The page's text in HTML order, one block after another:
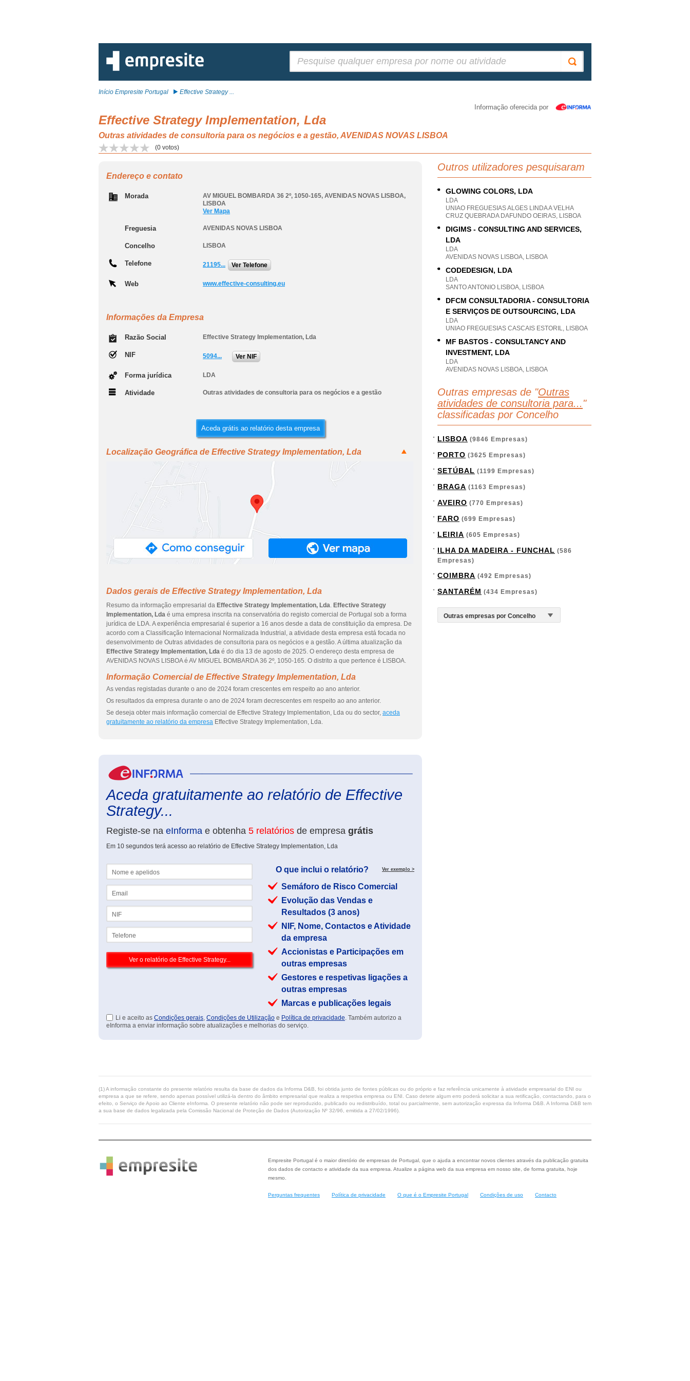
Início Empresite Portugal Effective Strategy ...
Informação oferecida por
Effective Strategy Implementation, Lda
Outras atividades de consultoria para os negócios e a gestão, AVENIDAS NOVAS LISBOA
(0 votos)
Endereço e contato
Morada AV MIGUEL BOMBARDA 36 2º, 1050-165, AVENIDAS NOVAS LISBOA,
LISBOA
Ver Mapa
Freguesia AVENIDAS NOVAS LISBOA
Concelho LISBOA
Telefone 21195... Ver Telefone
Web www.effective-consulting.eu
Informações da Empresa
Razão Social Effective Strategy Implementation, Lda
NIF 5094... Ver NIF
Forma jurídica LDA
Atividade Outras atividades de consultoria para os negócios e a gestão
Aceda grátis ao relatório desta empresa
Localização Geográfica de Effective Strategy Implementation, Lda
Dados gerais de Effective Strategy Implementation, Lda
Resumo da informação empresarial da Effective Strategy Implementation, Lda. Effective Strategy
Implementation, Lda é uma empresa inscrita na conservatória do registo comercial de Portugal sob a forma
jurídica de LDA. A experiência empresarial é superior a 16 anos desde a data de constituição da empresa. De
acordo com a Classificação Internacional Normalizada Industrial, a atividade desta empresa está focada no
desenvolvimento de Outras atividades de consultoria para os negócios e a gestão. A última atualização da
Effective Strategy Implementation, Lda é do dia 13 de agosto de 2025. O endereço desta empresa de
AVENIDAS NOVAS LISBOA é AV MIGUEL BOMBARDA 36 2º, 1050-165. O distrito a que pertence é LISBOA.
Informação Comercial de Effective Strategy Implementation, Lda
As vendas registadas durante o ano de 2024 foram crescentes em respeito ao ano anterior.
Os resultados da empresa durante o ano de 2024 foram decrescentes em respeito ao ano anterior.
Se deseja obter mais informação comercial de Effective Strategy Implementation, Lda ou do sector, aceda
gratuitamente ao relatório da empresa Effective Strategy Implementation, Lda.
Aceda gratuitamente ao relatório de Effective
Strategy...
Registe-se na eInforma e obtenha 5 relatórios de empresa grátis
Em 10 segundos terá acesso ao relatório de Effective Strategy Implementation, Lda
O que inclui o relatório? Ver exemplo >
Semáforo de Risco Comercial
Evolução das Vendas e
Resultados (3 anos)
NIF, Nome, Contactos e Atividade
da empresa
Accionistas e Participações em
outras empresas
Gestores e respetivas ligações a
outras empresas
Marcas e publicações legais
Li e aceito as Condições gerais, Condições de Utilização e Política de privacidade. Também autorizo a
eInforma a enviar informação sobre atualizações e melhorias do serviço.
Outros utilizadores pesquisaram
GLOWING COLORS, LDA
LDA
UNIAO FREGUESIAS ALGES LINDA A VELHA
CRUZ QUEBRADA DAFUNDO OEIRAS, LISBOA
DIGIMS - CONSULTING AND SERVICES,
LDA
LDA
AVENIDAS NOVAS LISBOA, LISBOA
CODEDESIGN, LDA
LDA
SANTO ANTONIO LISBOA, LISBOA
DFCM CONSULTADORIA - CONSULTORIA
E SERVIÇOS DE OUTSOURCING, LDA
LDA
UNIAO FREGUESIAS CASCAIS ESTORIL, LISBOA
MF BASTOS - CONSULTANCY AND
INVESTMENT, LDA
LDA
AVENIDAS NOVAS LISBOA, LISBOA
Outras empresas de "Outras
atividades de consultoria para... "
classificadas por Concelho
LISBOA (9846 Empresas)
PORTO (3625 Empresas)
SETÚBAL (1199 Empresas)
BRAGA (1163 Empresas)
AVEIRO (770 Empresas)
FARO (699 Empresas)
LEIRIA (605 Empresas)
ILHA DA MADEIRA - FUNCHAL (586
Empresas)
COIMBRA (492 Empresas)
SANTARÉM (434 Empresas)
(1) A informação constante do presente relatório resulta da base de dados da Informa D&B, foi obtida junto de fontes públicas ou do próprio e faz referência unicamente à atividade empresarial do ENI ou
empresa a que se refere, sendo apenas possível utilizá-la dentro do âmbito empresarial que realiza a respetiva empresa ou ENI. Caso detete algum erro poderá solicitar a sua retificação, contactando, para o
efeito, o Serviço de Apoio ao Cliente eInforma. O presente relatório não pode ser reproduzido, publicado ou redistribuído, total ou parcialmente, sem autorização expressa da Informa D&B. A Informa D&B tem
a sua base de dados legalizada pela Comissão Nacional de Proteção de Dados (Autorização Nº 32/96, emitida a 27/02/1996).
Empresite Portugal é o maior diretório de empresas de Portugal, que o ajuda a encontrar novos clientes através da publicação gratuita
dos dados de contacto e atividade da sua empresa. Atualize a página web da sua empresa em nosso site, de forma gratuita, hoje
mesmo.
Perguntas frequentes Política de privacidade O que é o Empresite Portugal Condições de uso Contacto